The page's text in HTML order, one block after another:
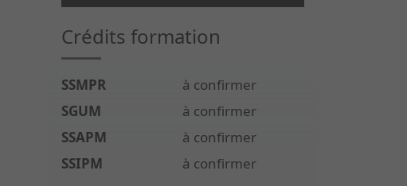
Crédits formation
SSMPR
à confirmer
SGUM
à confirmer
SSAPM
à confirmer
SSIPM
à confirmer